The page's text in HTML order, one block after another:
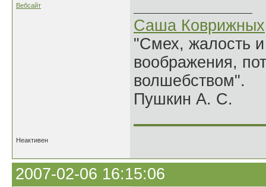
Вебсайт
Саша Коврижных
"Смех, жалость
воображения,
волшебством".
Пушкин А. С.
Неактивен
2007-02-06 16:15:06